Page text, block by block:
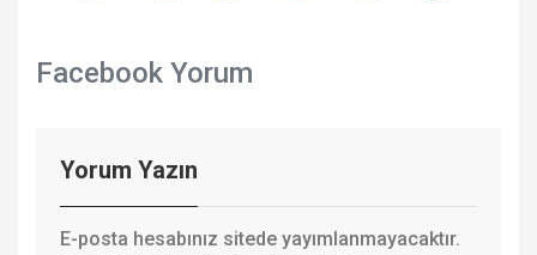
Facebook Yorum
Yorum Yazın
E-posta hesabınız sitede yayımlanmayacaktır.